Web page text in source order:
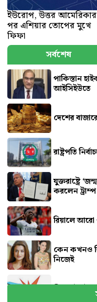
ইউরোপ, উত্তর আমেরিকার
পর এশিয়ার তোপের মুখে
ফিফা
সর্বশেষ
পাকিস্তান
আইসিইউতে
দেশের
রাষ্ট্রপতি
যুক্তরাষ্ট্রে
করলেন ট্রাম্প
রিয়ালে আরো
কেন কখনও
নিজেই
সিলেটে দুই